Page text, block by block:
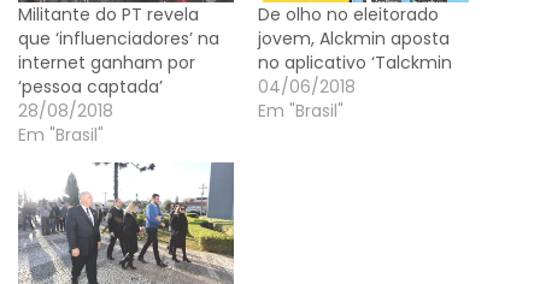
Militante do PT revela
que ‘influenciadores’ na
internet ganham por
‘pessoa captada’
28/08/2018
Em "Brasil"
De olho no eleitorado
jovem, Alckmin aposta
no aplicativo ‘Talckmin
04/06/2018
Em "Brasil"